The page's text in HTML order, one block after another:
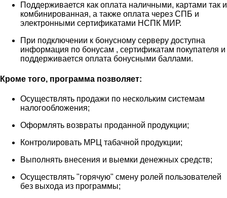
Поддерживается как оплата наличными, картами так и
комбинированная, а также оплата через СПБ и
электронными сертификатами НСПК МИР.
При подключении к бонусному серверу доступна
информация по бонусам , сертификатам покупателя и
поддерживается оплата бонусными баллами.
Кроме того, программа позволяет:
Осуществлять продажи по нескольким системам
налогообложения;
Оформлять возвраты проданной продукции;
Контролировать МРЦ табачной продукции;
Выполнять внесения и выемки денежных средств;
Осуществлять "горячую" смену ролей пользователей
без выхода из программы;